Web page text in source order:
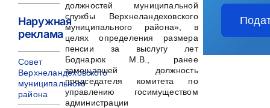
должностей муниципальной
службы Верхнеландеховского
муниципального района», в
целях определения размера
пенсии за выслугу лет
Боднарюк М.В., ранее
замещавшей должность
председателя комитета по
управлению госимуществом
администрации
Наружная
реклама
Совет
Верхнеландеховского
муниципального
района